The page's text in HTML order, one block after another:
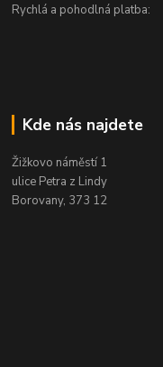
Rychlá a pohodlná platba:
Kde nás najdete
Žižkovo náměstí 1
ulice Petra z Lindy
Borovany, 373 12